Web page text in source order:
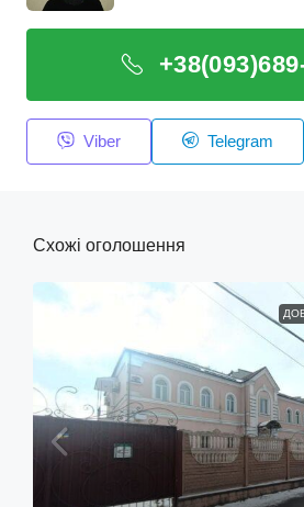
Viber Telegram
Схожі оголошення